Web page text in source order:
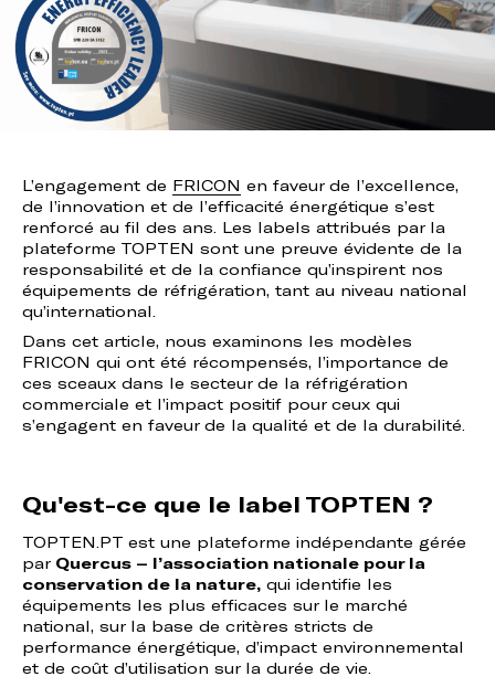
L’engagement de FRICON en faveur de l’excellence,
de l’innovation et de l’efficacité énergétique s’est
renforcé au fil des ans. Les labels attribués par la
plateforme TOPTEN sont une preuve évidente de la
responsabilité et de la confiance qu’inspirent nos
équipements de réfrigération, tant au niveau national
qu’international.
Dans cet article, nous examinons les modèles
FRICON qui ont été récompensés, l’importance de
ces sceaux dans le secteur de la réfrigération
commerciale et l’impact positif pour ceux qui
s’engagent en faveur de la qualité et de la durabilité.
Qu'est-ce que le label TOPTEN ?
TOPTEN.PT est une plateforme indépendante gérée
par Quercus – l’association nationale pour la
conservation de la nature,qui identifie les
équipements les plus efficaces sur le marché
national, sur la base de critères stricts de
performance énergétique, d’impact environnemental
et de coût d’utilisation sur la durée de vie.